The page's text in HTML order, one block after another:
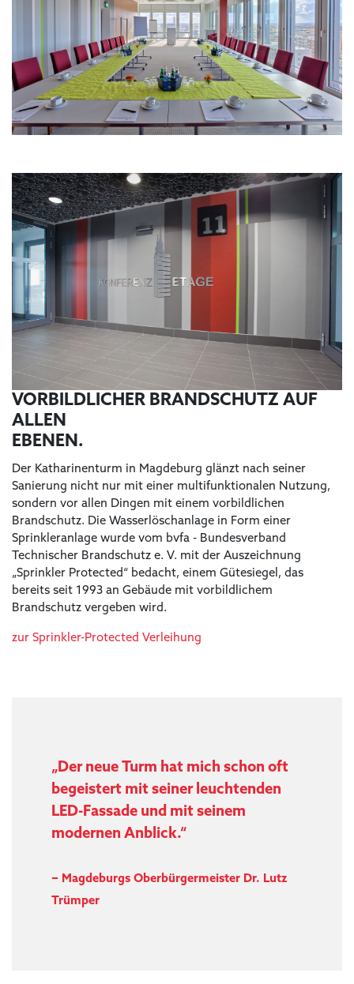
VORBILDLICHER BRANDSCHUTZ AUF
ALLEN
EBENEN.
Der Katharinenturm in Magdeburg glänzt nach seiner
Sanierung nicht nur mit einer multifunktionalen Nutzung,
sondern vor allen Dingen mit einem vorbildlichen
Brandschutz. Die Wasserlöschanlage in Form einer
Sprinkleranlage wurde vom bvfa - Bundesverband
Technischer Brandschutz e. V. mit der Auszeichnung
„Sprinkler Protected“ bedacht, einem Gütesiegel, das
bereits seit 1993 an Gebäude mit vorbildlichem
Brandschutz vergeben wird.
zur Sprinkler-Protected Verleihung
„Der neue Turm hat mich schon oft
begeistert mit seiner leuchtenden
LED-Fassade und mit seinem
modernen Anblick.“
– Magdeburgs Oberbürgermeister Dr. Lutz
Trümper